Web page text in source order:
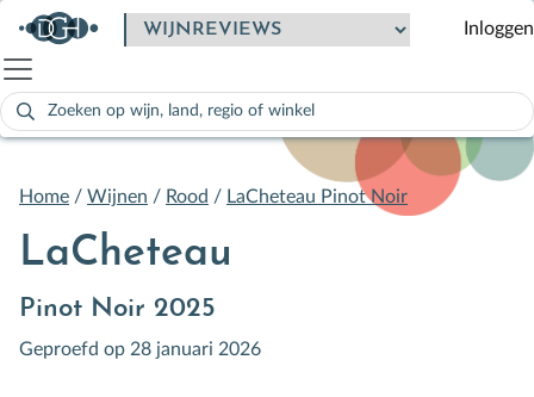
Zoeken
naar:
Als de resultaten voor automatisch aanvullen beschikbaar zijn,
Inloggen
Home / Wijnen / Rood / LaCheteau Pinot Noir
LaCheteau
Pinot Noir 2025
Geproefd op 28 januari 2026